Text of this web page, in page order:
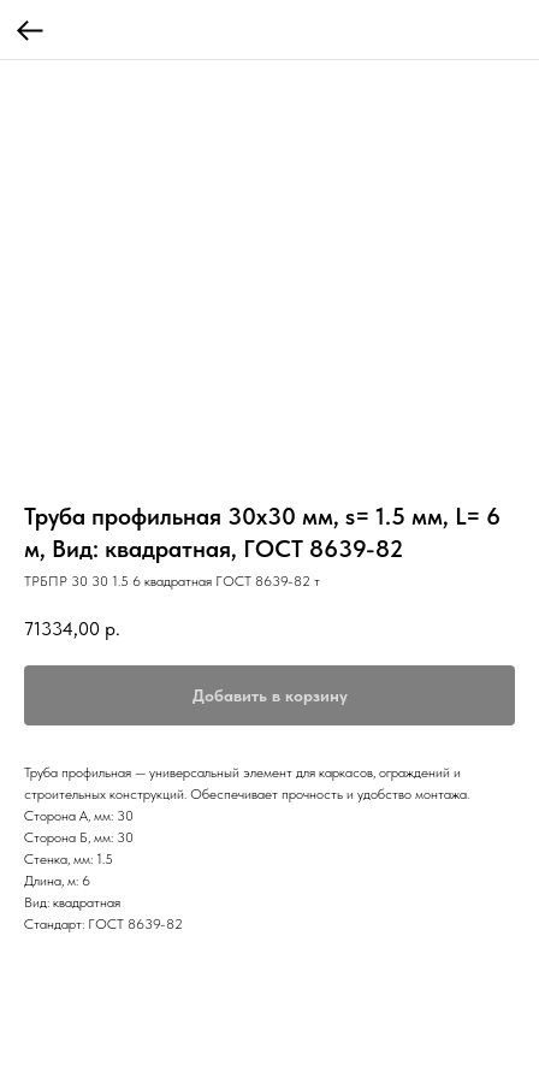
Труба профильная 30х30 мм, s= 1.5 мм, L= 6
м, Вид: квадратная, ГОСТ 8639-82
ТРБПР 30 30 1.5 6 квадратная ГОСТ 8639-82 т
71334,00 р.
Добавить в корзину
Труба профильная — универсальный элемент для каркасов, ограждений и
строительных конструкций. Обеспечивает прочность и удобство монтажа.
Сторона А, мм: 30
Сторона Б, мм: 30
Стенка, мм: 1.5
Длина, м: 6
Вид: квадратная
Стандарт: ГОСТ 8639-82